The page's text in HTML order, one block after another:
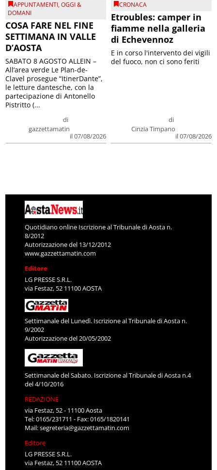
APPUNTAMENTI,OGGI &
DOMANI
COSA FARE NEL FINE
SETTIMANA IN VALLE
D’AOSTA
di
gazzettamatin
il 07/08/2026
SABATO 8 AGOSTO ALLEIN –
All’area verde Le Plan-de-
Clavel prosegue “ItinerDante”,
le letture dantesche, con la
partecipazione di Antonello
Pistritto (...
CRONACA
Etroubles: camper in
fiamme nella galleria
di Echevennoz
di
Cinzia Timpano
il 07/08/2026
E in corso l'intervento dei vigili
del fuoco, non ci sono feriti
Quotidiano online Iscrizione al Tribunale di Aosta n.
8/2012
Autorizzazione del 13/12/2012
www.gazzettamatin.com
Editore
LG PRESSE S.R.L.
via Festaz, 52 11100 AOSTA
Settimanale del Lunedì. Iscrizione al Tribunale di Aosta n.
9/2002
Autorizzazione del 20/05/2002
Settimanale del Sabato. Iscrizione al Tribunale di Aosta n.4
del 4/10/2016
REDAZIONE
via Festaz, 52 - 11100 Aosta
Tel: 0165/231711 - Fax: 0165/1820141
Mail:segreteria@gazzettamatin.com
Editore
LG PRESSE S.R.L.
via Festaz, 52 11100 AOSTA